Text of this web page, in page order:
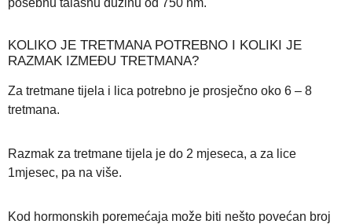
posebnu talasnu dužinu od 750 nm.
KOLIKO JE TRETMANA POTREBNO I KOLIKI JE
RAZMAK IZMEĐU TRETMANA?
Za tretmane tijela i lica potrebno je prosječno oko 6 – 8
tretmana.
Razmak za tretmane tijela je do 2 mjeseca, a za lice
1mjesec, pa na više.
Kod hormonskih poremećaja može biti nešto povećan broj